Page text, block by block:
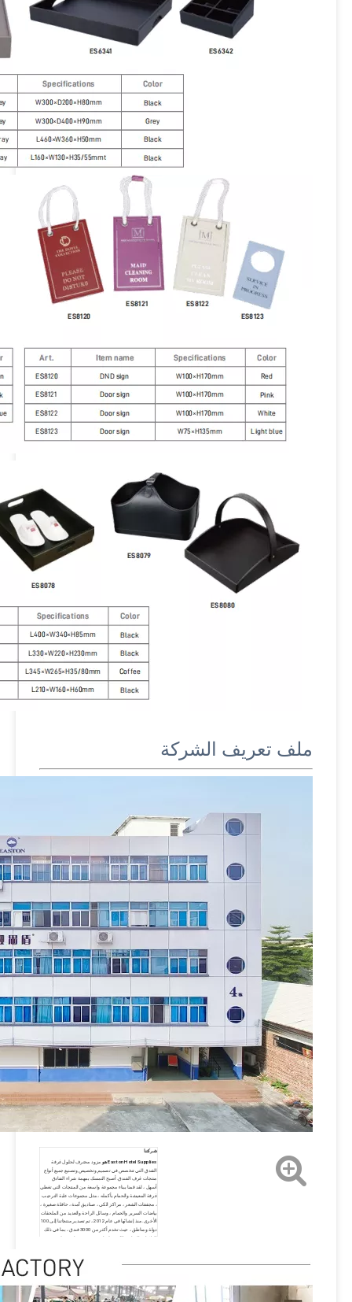
ملف تعريف الشركة
شركتنا
Easton Hotel Supplies هو
مزود محترف لحلول غرفة
الفندق التي تتخصص في تصميم وتخصيص وتصنيع جميع أنواع
منتجات غرف الفندق. أصبح التمسك بمهمة شراء الفنادق
أسهل ، لقد قمنا ببناء مجموعة واسعة من المنتجات التي تغطي
غرفة المعيشة والحمام بأكمله ، مثل مجموعات علبة الترحيب
، مجففات الشعر ، مراكز الكي ، صناديق آمنة ، حافلة صغيرة ،
بياضات السرير والحمام ، وسائل الراحة والعديد من الملحقات
الأخرى. منذ إنشائها في عام 2012 ، تم تصدير منتجاتنا إلى 100
دولة ومناطق ، حيث تخدم أكثر من 3000 فندق ، بما في ذلك
العلامات التجارية الكبرى لسانت ريجيس ، هات ، هيلتون ،
معروفة من العلامة التجارية ، ونتمنى أن نكون معروفة من
العلامة التجارية ، ونتمنى أن نكون معروفة من العلامات
جميع أنحاء العالم بحلول عام 2030. كانت Easton دائمًا تحمل
فلسفة الأشخاص الموجودين نحو الأشخاص والمنتجات والجودة